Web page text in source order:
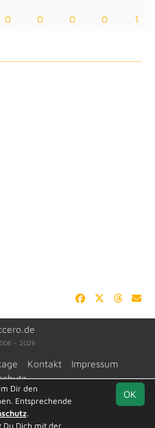
0 0 0 0 1
- 2026
Kontakt
Impressum
OK
Dir den
Entsprechende
.
Du Dich mit der